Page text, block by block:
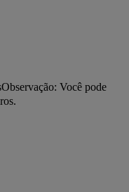
Observação: Você pode